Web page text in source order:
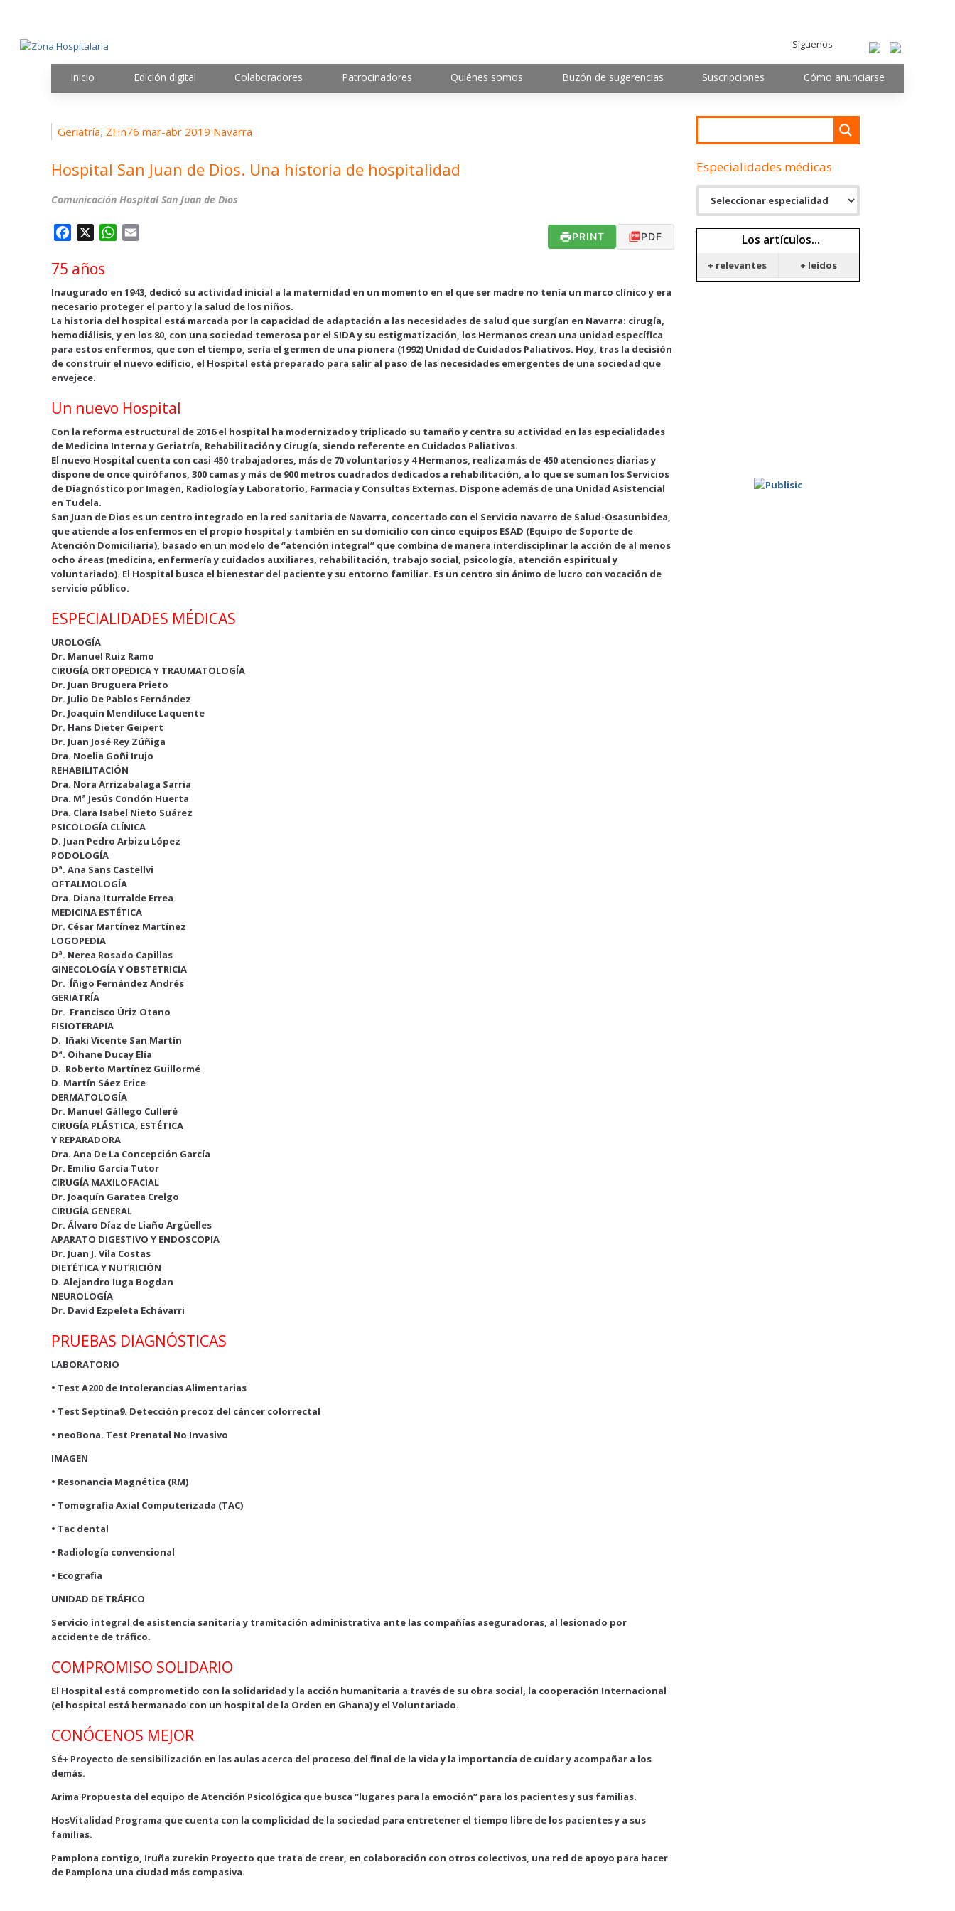
Síguenos
Inicio Edición digital Colaboradores Patrocinadores Quiénes somos Buzón de sugerencias Suscripciones Cómo anunciarse
Geriatría, ZHn76 mar-abr 2019 Navarra
Hospital San Juan de Dios. Una historia de hospitalidad
Comunicación Hospital San Juan de Dios
c
b
o
o
k
W
s
A
p
p
l
PRINT PDF
75 años
Inaugurado en 1943, dedicó su actividad inicial a la maternidad en un momento en el que ser madre no tenía un marco clínico y era
necesario proteger el parto y la salud de los niños.
La historia del hospital está marcada por la capacidad de adaptación a las necesidades de salud que surgían en Navarra: cirugía,
hemodiálisis, y en los 80, con una sociedad temerosa por el SIDA y su estigmatización, los Hermanos crean una unidad específica
para estos enfermos, que con el tiempo, sería el germen de una pionera (1992) Unidad de Cuidados Paliativos. Hoy, tras la decisión
de construir el nuevo edificio, el Hospital está preparado para salir al paso de las necesidades emergentes de una sociedad que
envejece.
Un nuevo Hospital
Con la reforma estructural de 2016 el hospital ha modernizado y triplicado su tamaño y centra su actividad en las especialidades
de Medicina Interna y Geriatría, Rehabilitación y Cirugía, siendo referente en Cuidados Paliativos.
El nuevo Hospital cuenta con casi 450 trabajadores, más de 70 voluntarios y 4 Hermanos, realiza más de 450 atenciones diarias y
dispone de once quirófanos, 300 camas y más de 900 metros cuadrados dedicados a rehabilitación, a lo que se suman los Servicios
de Diagnóstico por Imagen, Radiología y Laboratorio, Farmacia y Consultas Externas. Dispone además de una Unidad Asistencial
en Tudela.
San Juan de Dios es un centro integrado en la red sanitaria de Navarra, concertado con el Servicio navarro de Salud-Osasunbidea,
que atiende a los enfermos en el propio hospital y también en su domicilio con cinco equipos ESAD (Equipo de Soporte de
Atención Domiciliaria), basado en un modelo de “atención integral” que combina de manera interdisciplinar la acción de al menos
ocho áreas (medicina, enfermería y cuidados auxiliares, rehabilitación, trabajo social, psicología, atención espiritual y
voluntariado). El Hospital busca el bienestar del paciente y su entorno familiar. Es un centro sin ánimo de lucro con vocación de
servicio público.
ESPECIALIDADES MÉDICAS
UROLOGÍA
Dr. Manuel Ruiz Ramo
CIRUGÍA ORTOPEDICA Y TRAUMATOLOGÍA
Dr. Juan Bruguera Prieto
Dr. Julio De Pablos Fernández
Dr. Joaquín Mendiluce Laquente
Dr. Hans Dieter Geipert
Dr. Juan José Rey Zúñiga
Dra. Noelia Goñi Irujo
REHABILITACIÓN
Dra. Nora Arrizabalaga Sarria
Dra. Mª Jesús Condón Huerta
Dra. Clara Isabel Nieto Suárez
PSICOLOGÍA CLÍNICA
D. Juan Pedro Arbizu López
PODOLOGÍA
Dª. Ana Sans Castellvi
OFTALMOLOGÍA
Dra. Diana Iturralde Errea
MEDICINA ESTÉTICA
Dr. César Martínez Martínez
LOGOPEDIA
Dª. Nerea Rosado Capillas
GINECOLOGÍA Y OBSTETRICIA
Dr. Íñigo Fernández Andrés
GERIATRÍA
Dr. Francisco Úriz Otano
FISIOTERAPIA
D. Iñaki Vicente San Martín
Dª. Oihane Ducay Elía
D. Roberto Martínez Guillormé
D. Martín Sáez Erice
DERMATOLOGÍA
Dr. Manuel Gállego Culleré
CIRUGÍA PLÁSTICA, ESTÉTICA
Y REPARADORA
Dra. Ana De La Concepción García
Dr. Emilio García Tutor
CIRUGÍA MAXILOFACIAL
Dr. Joaquín Garatea Crelgo
CIRUGÍA GENERAL
Dr. Álvaro Díaz de Liaño Argüelles
APARATO DIGESTIVO Y ENDOSCOPIA
Dr. Juan J. Vila Costas
DIETÉTICA Y NUTRICIÓN
D. Alejandro Iuga Bogdan
NEUROLOGÍA
Dr. David Ezpeleta Echávarri
PRUEBAS DIAGNÓSTICAS
LABORATORIO
• Test A200 de Intolerancias Alimentarias
• Test Septina9. Detección precoz del cáncer colorrectal
• neoBona. Test Prenatal No Invasivo
IMAGEN
• Resonancia Magnética (RM)
• Tomografia Axial Computerizada (TAC)
• Tac dental
• Radiología convencional
• Ecografia
UNIDAD DE TRÁFICO
Servicio integral de asistencia sanitaria y tramitación administrativa ante las compañías aseguradoras, al lesionado por
accidente de tráfico.
COMPROMISO SOLIDARIO
El Hospital está comprometido con la solidaridad y la acción humanitaria a través de su obra social, la cooperación Internacional
(el hospital está hermanado con un hospital de la Orden en Ghana) y el Voluntariado.
CONÓCENOS MEJOR
Sé+ Proyecto de sensibilización en las aulas acerca del proceso del final de la vida y la importancia de cuidar y acompañar a los
demás.
Arima Propuesta del equipo de Atención Psicológica que busca “lugares para la emoción” para los pacientes y sus familias.
HosVitalidad Programa que cuenta con la complicidad de la sociedad para entretener el tiempo libre de los pacientes y a sus
familias.
Pamplona contigo, Iruña zurekin Proyecto que trata de crear, en colaboración con otros colectivos, una red de apoyo para hacer
de Pamplona una ciudad más compasiva.
Especialidades médicas
Los artículos...
+ relevantes + leídos